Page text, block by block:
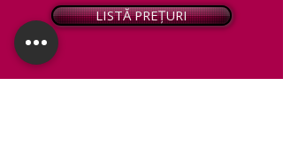
LISTĂ PREȚURI
© 2026 - Snap PhotoBooth